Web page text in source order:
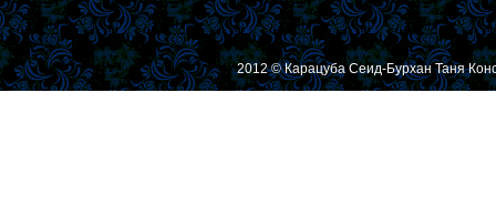
2012 © Карацуба Сеид-Бурхан Таня